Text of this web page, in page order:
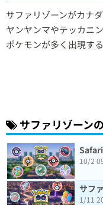
サファリゾーンがカナ
ヤンヤンマやテッカニ
ポケモンが多く出現する
サファリゾーン
10/2
サフ
1/11